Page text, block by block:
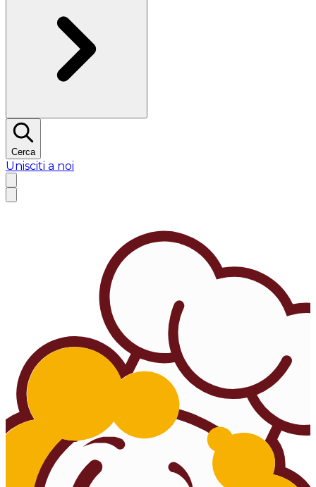
Cerca
Unisciti a noi